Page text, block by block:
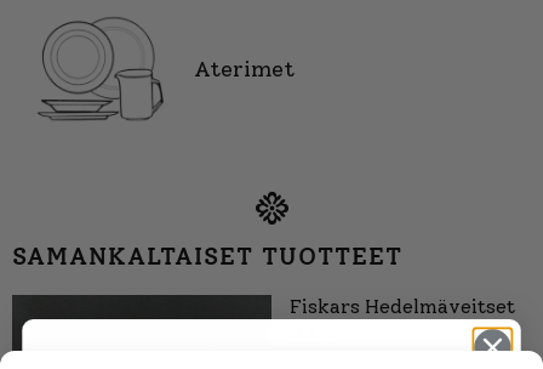
Aterimet
SAMANKALTAISET TUOTTEET
Fiskars Hedelmäveitset